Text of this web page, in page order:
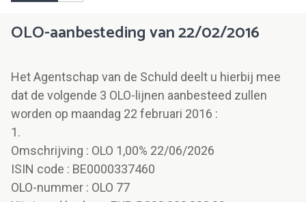
OLO-aanbesteding van 22/02/2016
Het Agentschap van de Schuld deelt u hierbij mee
dat de volgende 3 OLO-lijnen aanbesteed zullen
worden op maandag 22 februari 2016 :
1.
Omschrijving : OLO 1,00% 22/06/2026
ISIN code : BE0000337460
OLO-nummer : OLO 77